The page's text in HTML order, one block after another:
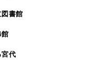
書館
館
宮代